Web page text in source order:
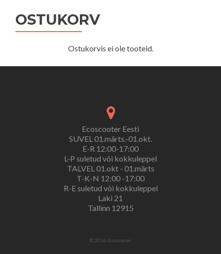
OSTUKORV
Ostukorvis ei ole tooteid.
Ecoscooter Eesti
SUVEL 01.märts.-01.okt.
E-R 12:00-17:00
L-P suletud või kokkuleppel
TALVEL 01.okt - 01.märts
T-K-N 12:00 -17:00
R-E suletud või kokkuleppel
Laki 21
Tallinn 12915
© 2016 Ecoscooter.